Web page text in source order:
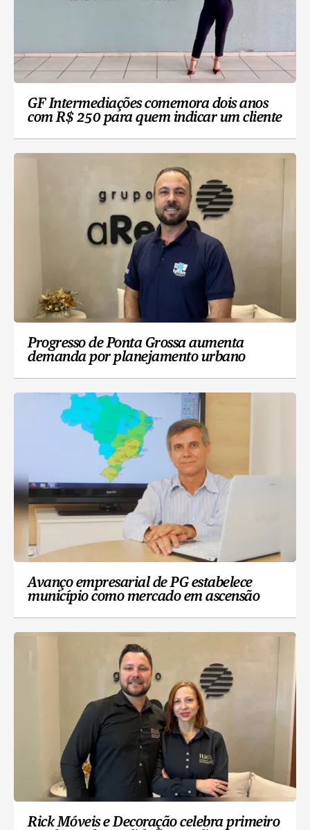
GF Intermediações comemora dois anos
com R$ 250 para quem indicar um cliente
Progresso de Ponta Grossa aumenta
demanda por planejamento urbano
Avanço empresarial de PG estabelece
município como mercado em ascensão
Rick Móveis e Decoração celebra primeiro